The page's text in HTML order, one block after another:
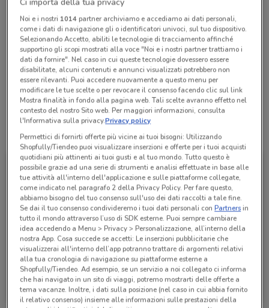
Chiuso
Lunedì 08:25 / 12:50 - 14:25 / 16:25
Martedì 08:25 / 12:50 - 14:25 / 16:25
Mercoledì 08:25 / 12:50 - 14:25 / 16:25
Giovedì 08:25 / 12:50 - 14:25 / 16:25
Venerdì 08:25 / 12:50 - 14:25 / 16:25
Sabato Chiuso
Domenica Chiuso
0687820003
Tutte le promozioni di questo negozio
UniCredit
Scade il 31/08 588 m
Noi e i nostri 1014partner archiviamo e accediamo ai dati personali,
come i dati di navigazione gli o identificatori univoci, sul tuo dispositivo.
Selezionando Accetto, abiliti le tecnologie di tracciamento affinché
supportino gli scopi mostrati alla voce "Noi e i nostri partner trattiamo i
dati da fornire". Nel caso in cui queste tecnologie dovessero essere
disabilitate, alcuni contenuti e annunci visualizzati potrebbero non
essere rilevanti. Puoi accedere nuovamente a questo menu per
modificare le tue scelte o per revocare il consenso facendo clic sul link
Mostra finalità in fondo alla pagina web. Tali scelte avranno effetto nel
contesto del nostro Sito web. Per maggiori informazioni, consulta
l'Informativa sulla privacy.Privacy policy
Permettici di fornirti offerte più vicine ai tuoi bisogni: Utilizzando
Shopfully/Tiendeo puoi visualizzare inserzioni e offerte per i tuoi acquisti
quotidiani più attinenti ai tuoi gusti e al tuo mondo. Tutto questo è
possibile grazie ad una serie di strumenti e analisi effettuate in base alle
tue attività all'interno dell'applicazione e sulle piattaforme collegate,
come indicato nel paragrafo 2 della Privacy Policy. Per fare questo,
abbiamo bisogno del tuo consenso sull'uso dei dati raccolti a tale fine.
Se dai il tuo consenso condivideremo i tuoi dati personali conPartnersin
tutto il mondo attraverso l’uso di SDK esterne. Puoi sempre cambiare
idea accedendo a Menu > Privacy > Personalizzazione, all’interno della
nostra App. Cosa succede se accetti: Le inserzioni pubblicitarie che
visualizzerai all'interno dell’app potranno trattare di argomenti relativi
alla tua cronologia di navigazione su piattaforme esterne a
Shopfully/Tiendeo. Ad esempio, se un servizio a noi collegato ci informa
che hai navigato in un sito di viaggi, potremo mostrarti delle offerte a
tema vacanze. Inoltre, i dati sulla posizione (nel caso in cui abbia fornito
il relativo consenso) insieme alle informazioni sulle prestazioni della